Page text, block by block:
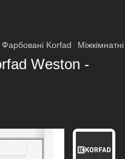
Фарбовані Korfad
Weston -